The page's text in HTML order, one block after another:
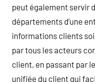
peut également servir
départements d’une
informations clients
par tous les acteurs
client, en passant par
unifiée du client qui